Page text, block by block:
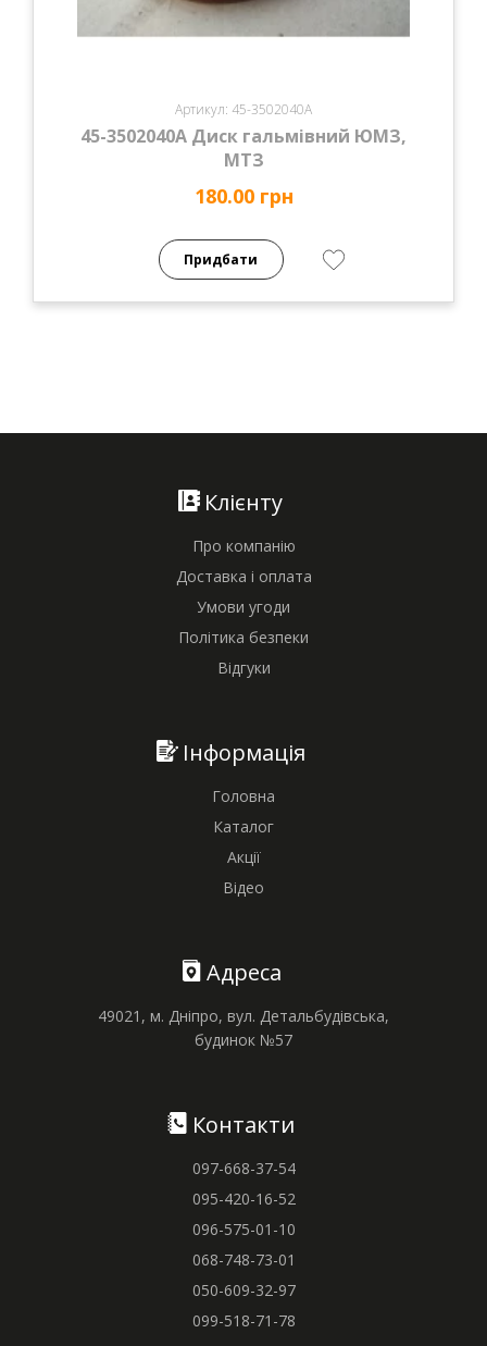
Артикул: 45-3502040А
45-3502040А Диск гальмівний ЮМЗ,
МТЗ
180.00 грн
Придбати
Клієнту
Про компанію
Доставка і оплата
Умови угоди
Політика безпеки
Відгуки
Інформація
Головна
Каталог
Акції
Відео
Адреса
49021, м. Дніпро, вул. Детальбудівська,
будинок №57
Контакти
097-668-37-54
095-420-16-52
096-575-01-10
068-748-73-01
050-609-32-97
099-518-71-78